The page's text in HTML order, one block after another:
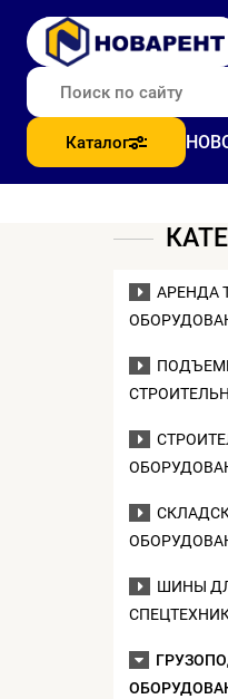
Каталог
АРЕНДА
ШИНЫ